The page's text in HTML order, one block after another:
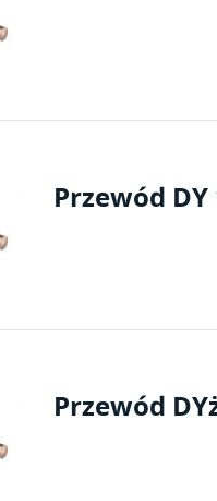
Przewód DY
Przewód